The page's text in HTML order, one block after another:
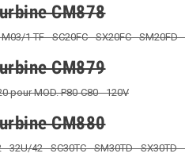
CM878
1 TF - SC20FC - SX20FC - SM20FD
CM879
pour MOD. P80-C80 - 120V
CM880
42 - SC30TC - SM30TD - SX30TD -